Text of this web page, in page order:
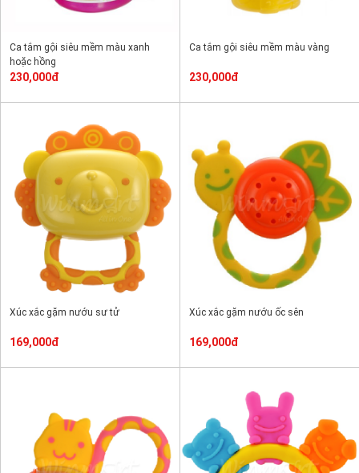
Ca tắm gội siêu mềm màu xanh
hoặc hồng
230,000đ
Ca tắm gội siêu mềm màu vàng
230,000đ
Xúc xắc gặm nướu sư tử
169,000đ
Xúc xắc gặm nướu ốc sên
169,000đ